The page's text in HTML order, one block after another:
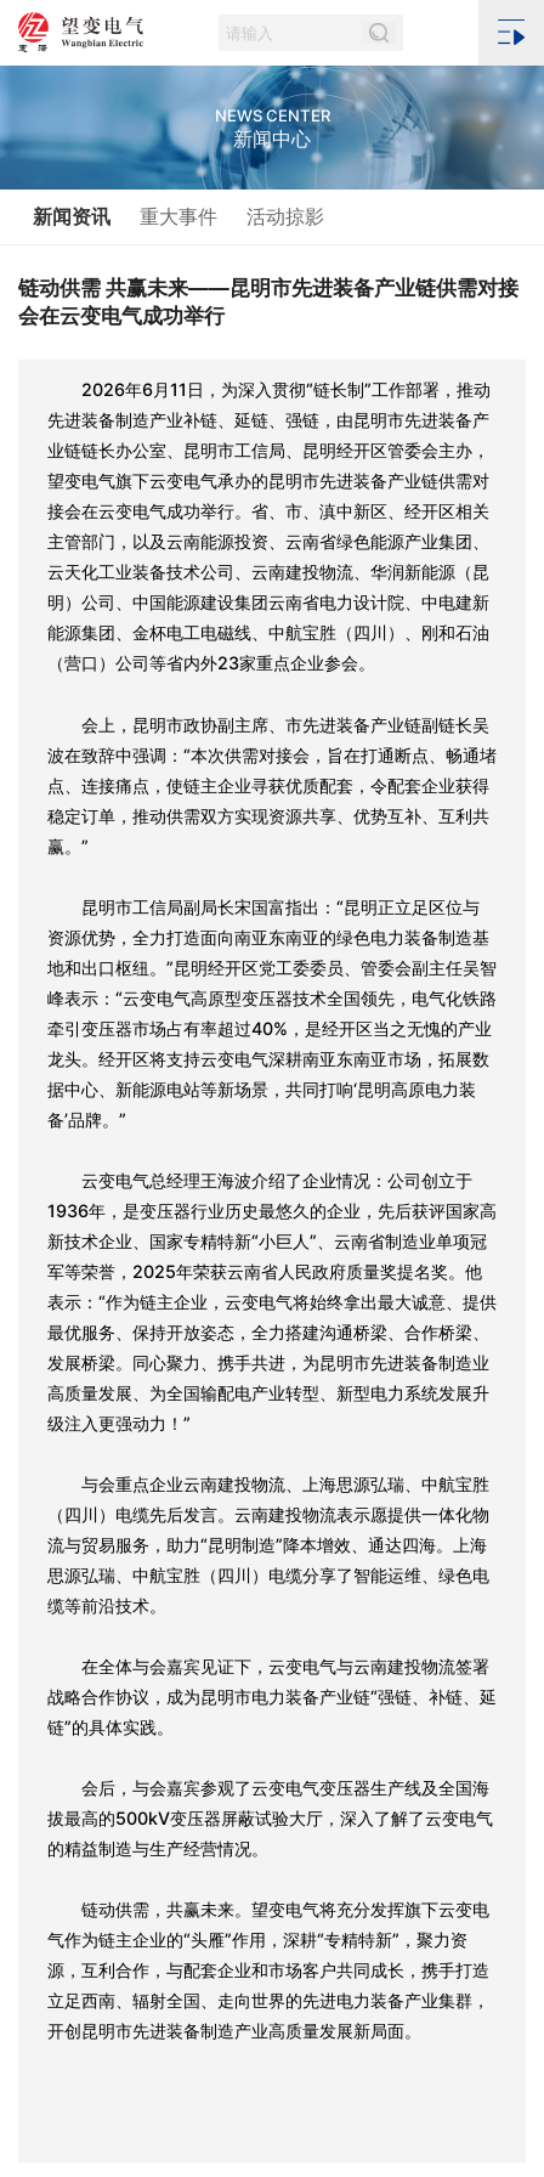
NEWS CENTER
新闻中心
新闻资讯 重大事件 活动掠影
链动供需 共赢未来——昆明市先进装备产业链供需对接
会在云变电气成功举行
2026年6月11日，为深入贯彻“链长制”工作部署，推动
先进装备制造产业补链、延链、强链，由昆明市先进装备产
业链链长办公室、昆明市工信局、昆明经开区管委会主办，
望变电气旗下云变电气承办的昆明市先进装备产业链供需对
接会在云变电气成功举行。省、市、滇中新区、经开区相关
主管部门，以及云南能源投资、云南省绿色能源产业集团、
云天化工业装备技术公司、云南建投物流、华润新能源（昆
明）公司、中国能源建设集团云南省电力设计院、中电建新
能源集团、金杯电工电磁线、中航宝胜（四川）、刚和石油
（营口）公司等省内外23家重点企业参会。
会上，昆明市政协副主席、市先进装备产业链副链长吴
波在致辞中强调：“本次供需对接会，旨在打通断点、畅通堵
点、连接痛点，使链主企业寻获优质配套，令配套企业获得
稳定订单，推动供需双方实现资源共享、优势互补、互利共
赢。”
昆明市工信局副局长宋国富指出：“昆明正立足区位与
资源优势，全力打造面向南亚东南亚的绿色电力装备制造基
地和出口枢纽。”昆明经开区党工委委员、管委会副主任吴智
峰表示：“云变电气高原型变压器技术全国领先，电气化铁路
牵引变压器市场占有率超过40%，是经开区当之无愧的产业
龙头。经开区将支持云变电气深耕南亚东南亚市场，拓展数
据中心、新能源电站等新场景，共同打响‘昆明高原电力装
备’品牌。”
云变电气总经理王海波介绍了企业情况：公司创立于
1936年，是变压器行业历史最悠久的企业，先后获评国家高
新技术企业、国家专精特新“小巨人”、云南省制造业单项冠
军等荣誉，2025年荣获云南省人民政府质量奖提名奖。他
表示：“作为链主企业，云变电气将始终拿出最大诚意、提供
最优服务、保持开放姿态，全力搭建沟通桥梁、合作桥梁、
发展桥梁。同心聚力、携手共进，为昆明市先进装备制造业
高质量发展、为全国输配电产业转型、新型电力系统发展升
级注入更强动力！”
与会重点企业云南建投物流、上海思源弘瑞、中航宝胜
（四川）电缆先后发言。云南建投物流表示愿提供一体化物
流与贸易服务，助力“昆明制造”降本增效、通达四海。上海
思源弘瑞、中航宝胜（四川）电缆分享了智能运维、绿色电
缆等前沿技术。
在全体与会嘉宾见证下，云变电气与云南建投物流签署
战略合作协议，成为昆明市电力装备产业链“强链、补链、延
链”的具体实践。
会后，与会嘉宾参观了云变电气变压器生产线及全国海
拔最高的500kV变压器屏蔽试验大厅，深入了解了云变电气
的精益制造与生产经营情况。
链动供需，共赢未来。望变电气将充分发挥旗下云变电
气作为链主企业的“头雁”作用，深耕“专精特新”，聚力资
源，互利合作，与配套企业和市场客户共同成长，携手打造
立足西南、辐射全国、走向世界的先进电力装备产业集群，
开创昆明市先进装备制造产业高质量发展新局面。